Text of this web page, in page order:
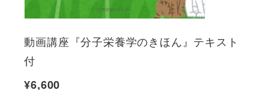
動画講座『分子栄養学のきほん』テキスト
付
¥6,600